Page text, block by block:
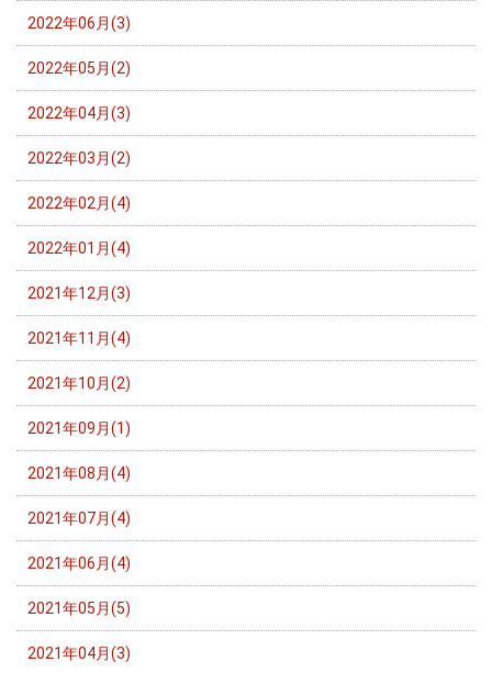
2022年06月(3)
2022年05月(2)
2022年04月(3)
2022年03月(2)
2022年02月(4)
2022年01月(4)
2021年12月(3)
2021年11月(4)
2021年10月(2)
2021年09月(1)
2021年08月(4)
2021年07月(4)
2021年06月(4)
2021年05月(5)
2021年04月(3)